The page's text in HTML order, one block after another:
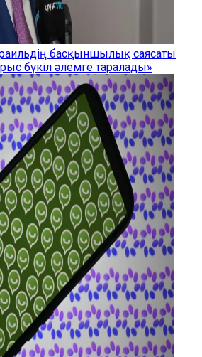
басқыншылық саясаты
бүкіл әлемге таралады»